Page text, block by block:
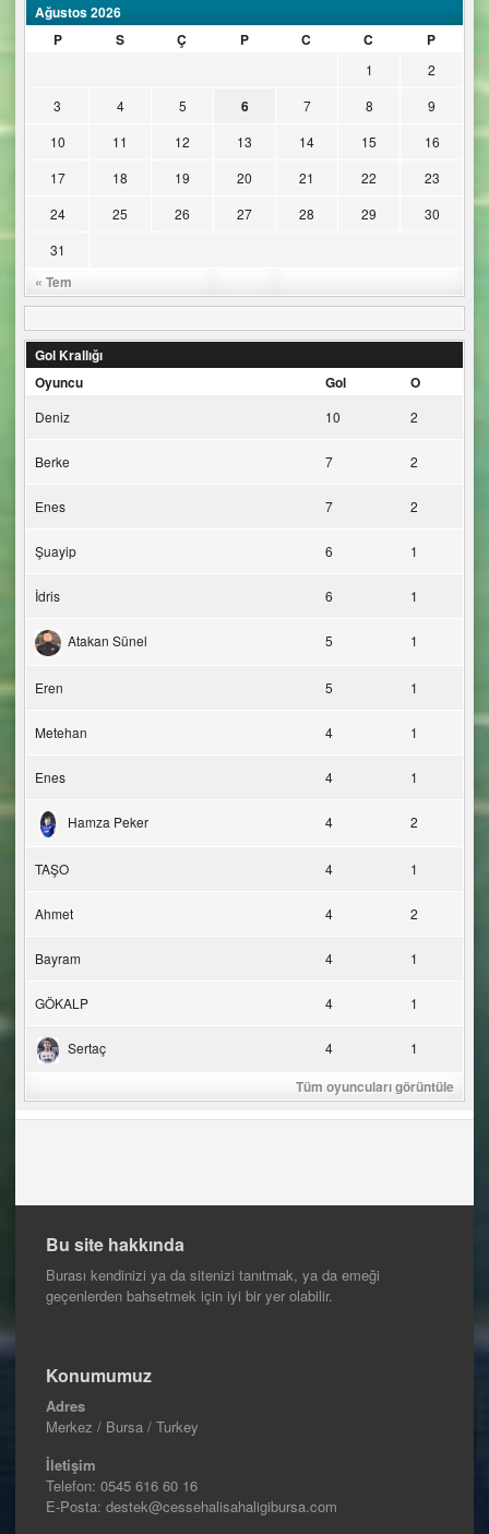
Ağustos 2026
P
S Ç P C C P
« Tem
1
2
3
4 5 6 7 8
9
10
11 12 13 14 15
16
17
18 19 20 21 22
23
24
25 26 27 28 29
30
31
Gol Krallığı
Oyuncu
Gol O
Deniz 10 2
Berke 7 2
Enes 7 2
Şuayip 6 1
İdris 6 1
Atakan Sünel 5 1
Eren 5 1
Metehan 4 1
Enes 4 1
Hamza Peker 4 2
TAŞO 4 1
Ahmet 4 2
Bayram 4 1
GÖKALP 4 1
Sertaç 4 1
Tüm oyuncuları görüntüle
Bu site hakkında
Burası kendinizi ya da sitenizi tanıtmak, ya da emeği
geçenlerden bahsetmek için iyi bir yer olabilir.
Konumumuz
Adres
Merkez / Bursa / Turkey
İletişim
Telefon: 0545 616 60 16
E-Posta: destek@cessehalisahaligibursa.com